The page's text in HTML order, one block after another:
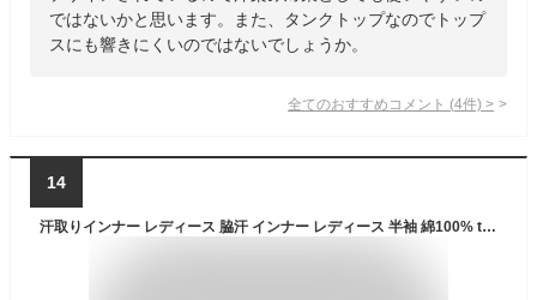
ではないかと思います。また、タンクトップなのでトップ
スにも響きにくいのではないでしょうか。
全てのおすすめコメント (4件) >
14
汗取りインナー レディース 脇汗 インナー レディース 半袖 綿100% tシャツ 下着 汗取りパッド 脇汗パット 半袖インナー セット 2枚[M:1/1]大きいサイズ ll L M 消臭 汗じみ防止 背中 吸汗 肌着 春 夏 涼しい 冬 暖かい 日本製 ボディフィルター 母の日 ギフト